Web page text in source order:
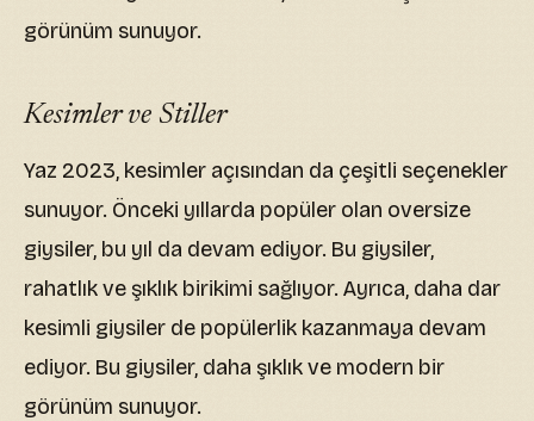
görünüm sunuyor.
Kesimler ve Stiller
Yaz 2023, kesimler açısından da çeşitli seçenekler
sunuyor. Önceki yıllarda popüler olan oversize
giysiler, bu yıl da devam ediyor. Bu giysiler,
rahatlık ve şıklık birikimi sağlıyor. Ayrıca, daha dar
kesimli giysiler de popülerlik kazanmaya devam
ediyor. Bu giysiler, daha şıklık ve modern bir
görünüm sunuyor.